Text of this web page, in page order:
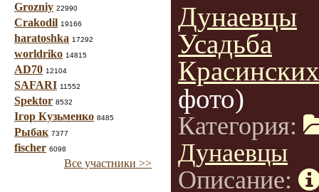
Grozniy 22990
Crakodil 19166
haratoshka 17292
worldriko 14815
AD70 12104
SAFARI 11552
Spektor 8532
Ігор Кузьменко 8485
Рыбак 7377
fischer 6098
Все участники >>
Дунаевцы
Усадьба
Красинских
фото)
Категория:
Дунаевцы
Описание: